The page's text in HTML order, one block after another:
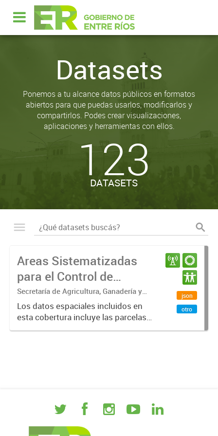
Datasets
Ponemos a tu alcance datos públicos en formatos
abiertos para que puedas usarlos, modificarlos y
compartirlos. Podes crear visualizaciones,
aplicaciones y herramientas con ellos.
123
DATASETS
Areas Sistematizadas
para el Control de
Erosión Hídrica en Entre
Ríos
Secretaría de Agricultura, Ganadería y
Pesca. Ministerio de Desarrollo
Económico. Gobierno de Entre Ríos
Los datos espaciales incluidos en
esta cobertura incluye las parcelas
sistematizadas para el control de
json
otro